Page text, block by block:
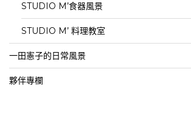
STUDIO M’食器風景
STUDIO M’ 料理教室
一田憲子的日常風景
夥伴專欄